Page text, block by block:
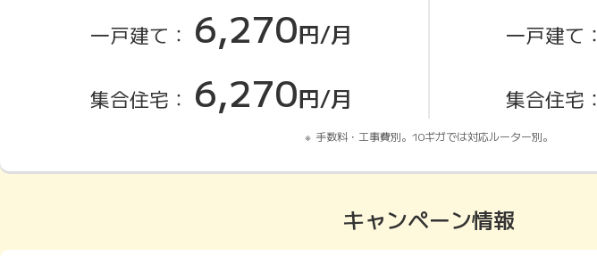
一戸建て： 6,270円/月
集合住宅： 6,270円/月
一戸建て：
集合住宅：
手数料・工事費別。10ギガでは対応ルーター別。
キャンペーン情報